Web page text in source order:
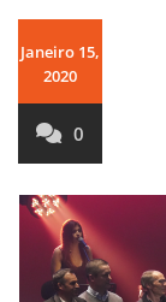
Janeiro 15,
2020
0